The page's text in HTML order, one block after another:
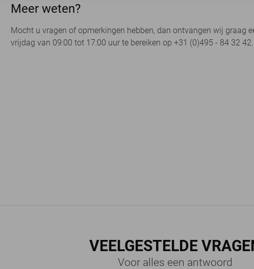
Meer weten?
Mocht u vragen of opmerkingen hebben, dan ontvangen wij
vrijdag van 09:00 tot 17:00 uur te bereiken op +31 (0)495 - 84 32
VEELGESTELDE
Voor alles een antwoord